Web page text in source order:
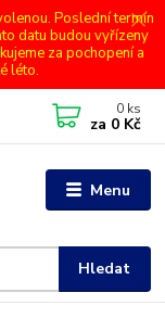
Poslední termín
datu budou vyřízeny
za pochopení a
léto.
Menu
Hledat
0 ks
za 0 Kč